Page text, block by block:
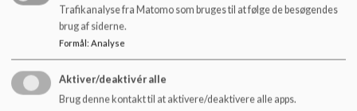
Herunder findes forslag til opførsel og adfærd som hjælp til
udarbejdelse af ”klasseaftaler” og ”afdelingsaftaler”.
Forslagene er udarbejdet af alle skolens elever via elevrådet.
Vi er søde og respektfulde overfor hinanden, - så alle har
lyst til at komme i skole i morgen.
Trafikanalyse fra Matomo som bruges til at følge de besøgendes
brug af siderne.
Formål: Analyse
Aktiver/deaktivér alle
Brug denne kontakt til at aktivere/deaktivere alle apps.